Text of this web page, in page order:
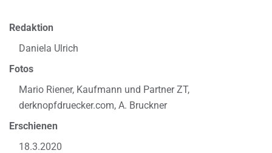
Redaktion
Daniela Ulrich
Fotos
Mario Riener, Kaufmann und Partner ZT,
derknopfdruecker.com, A. Bruckner
Erschienen
18.3.2020